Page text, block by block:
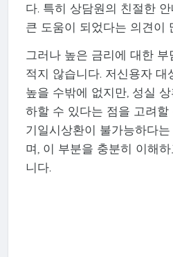
다. 특히 상담원의 친절한
큰 도움이 되었다는 의견이
그러나 높은 금리에 대한
적지 않습니다. 저신용자
높을 수밖에 없지만, 성실
하할 수 있다는 점을 고려
기일시상환이 불가능하다
며, 이 부분을 충분히 이해
니다.